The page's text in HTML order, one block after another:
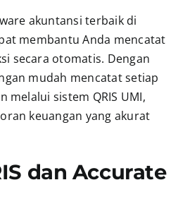
akuntansi terbaik di
membantu Anda mencatat
secara otomatis. Dengan
mudah mencatat setiap
melalui sistem QRIS UMI,
keuangan yang akurat
dan Accurate